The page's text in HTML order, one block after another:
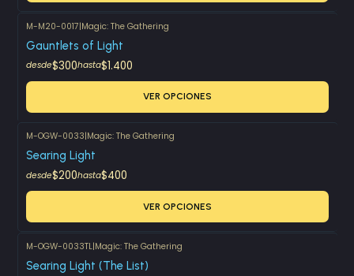
M-M20-0017|Magic: The Gathering
Gauntlets of Light
desde$300hasta$1.400
VER OPCIONES
M-OGW-0033|Magic: The Gathering
Searing Light
desde$200hasta$400
VER OPCIONES
M-OGW-0033TL|Magic: The Gathering
Searing Light (The List)